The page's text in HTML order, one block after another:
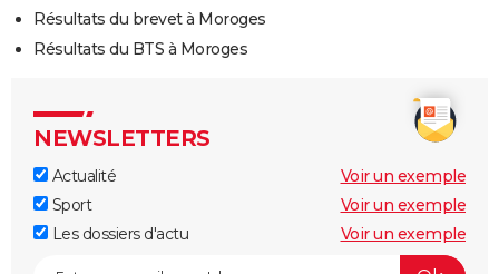
Résultats du brevet à Moroges
Résultats du BTS à Moroges
NEWSLETTERS
Actualité
Voir un exemple
Sport
Voir un exemple
Les dossiers d'actu
Voir un exemple